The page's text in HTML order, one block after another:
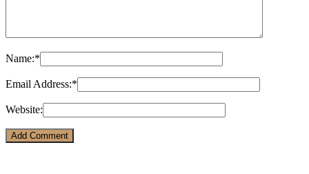
Name:*
Email Address:*
Website: